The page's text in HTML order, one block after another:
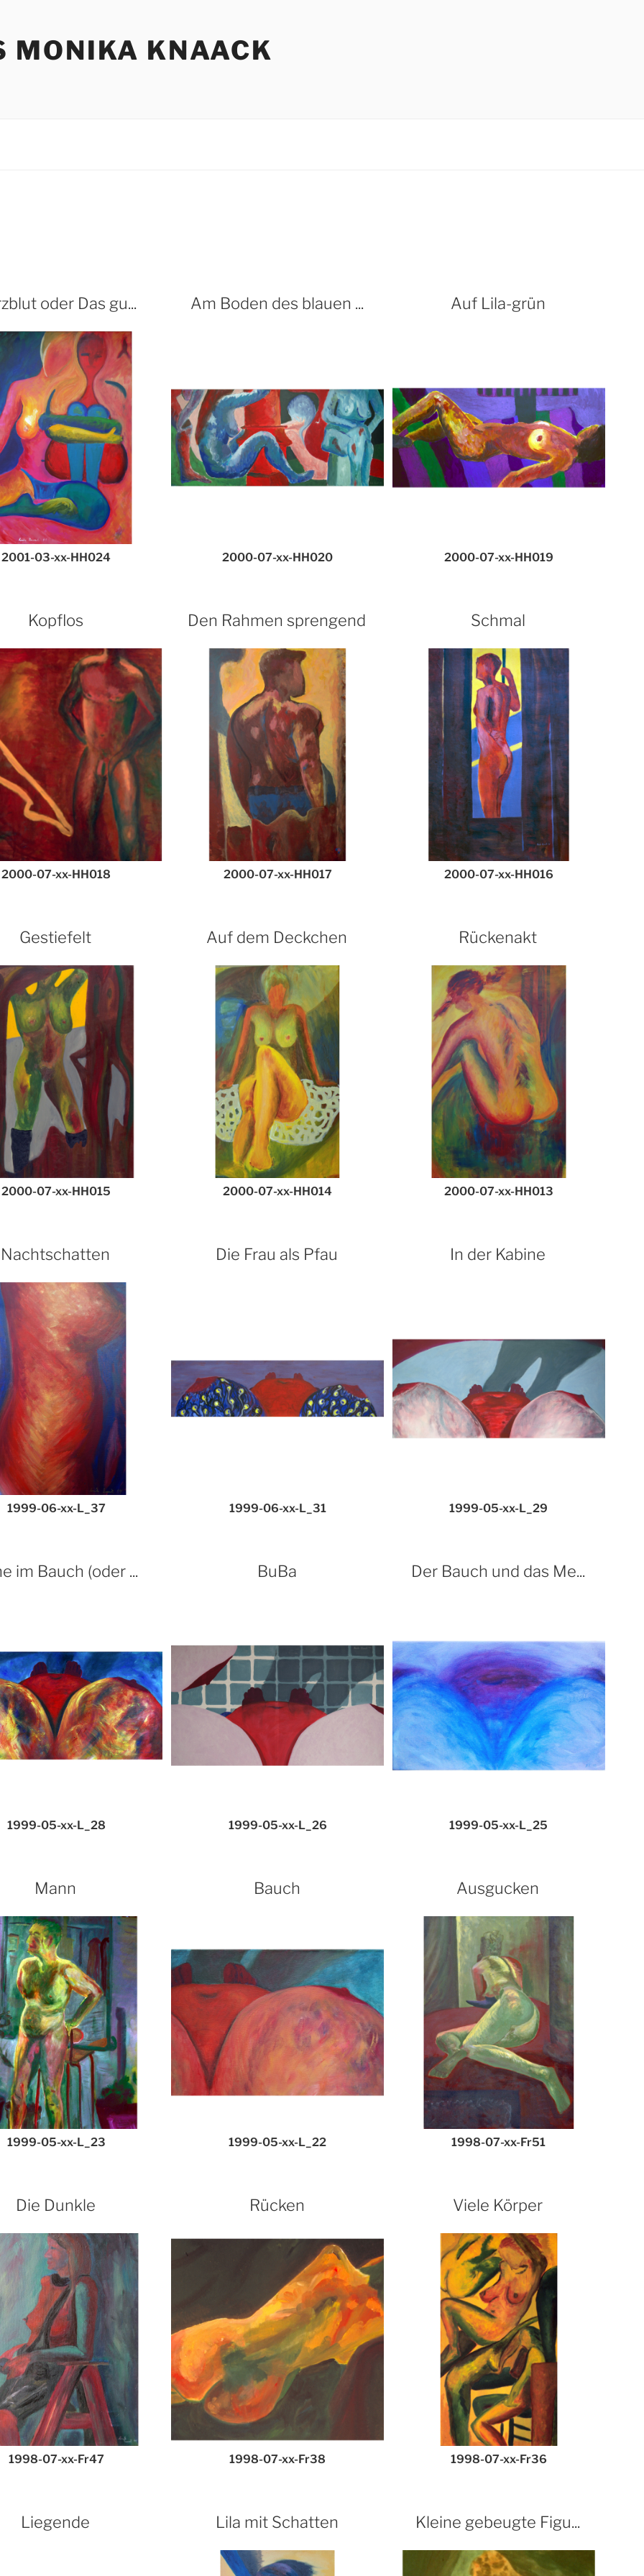
MONIKA KNAACK
oder Das gu...
2001-03-xx-HH024
Am Boden des blauen ...
2000-07-xx-HH020
Auf Lila-grün
2000-07-xx-HH019
Kopflos
2000-07-xx-HH018
Den Rahmen sprengend
2000-07-xx-HH017
Schmal
2000-07-xx-HH016
Gestiefelt
2000-07-xx-HH015
Auf dem Deckchen
2000-07-xx-HH014
Rückenakt
2000-07-xx-HH013
Nachtschatten
1999-06-xx-L_37
Die Frau als Pfau
1999-06-xx-L_31
In der Kabine
1999-05-xx-L_29
im Bauch (oder ...
1999-05-xx-L_28
BuBa
1999-05-xx-L_26
Der Bauch und das Me...
1999-05-xx-L_25
Mann
1999-05-xx-L_23
Bauch
1999-05-xx-L_22
Ausgucken
1998-07-xx-Fr51
Die Dunkle
1998-07-xx-Fr47
Rücken
1998-07-xx-Fr38
Viele Körper
1998-07-xx-Fr36
Liegende Lila mit Schatten Kleine gebeugte Figu...